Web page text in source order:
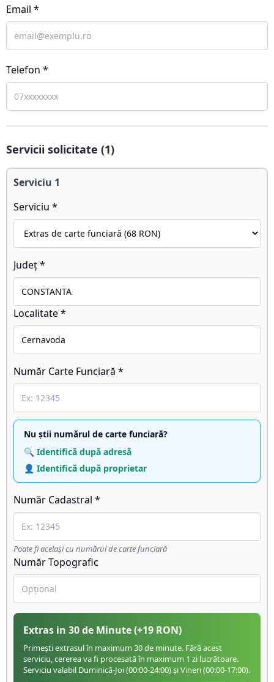
Email *
Telefon *
Servicii solicitate (1)
Serviciu 1
Serviciu *
Județ *
Localitate *
Număr Carte Funciară *
Nu știi numărul de carte funciară?
🔍 Identifică după adresă
👤 Identifică după proprietar
Număr Cadastral *
Poate fi același cu numărul de carte funciară
Număr Topografic
Extras in 30 de Minute(+19 RON)
Primești extrasul în maximum 30 de minute. Fără acest
serviciu, cererea va fi procesată în maximum 1 zi lucrătoare.
Serviciu valabil Duminică-Joi (00:00-24:00) și Vineri (00:00-17:00).